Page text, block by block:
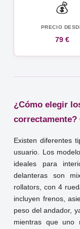
💰
PRECIO
79 €
¿Cómo elegir
correctamente?
Existen diferentes
usuario. Los
ideales para
delanteras son
rollators, con 4
incluyen frenos,
peso del andador,
mientras que uno